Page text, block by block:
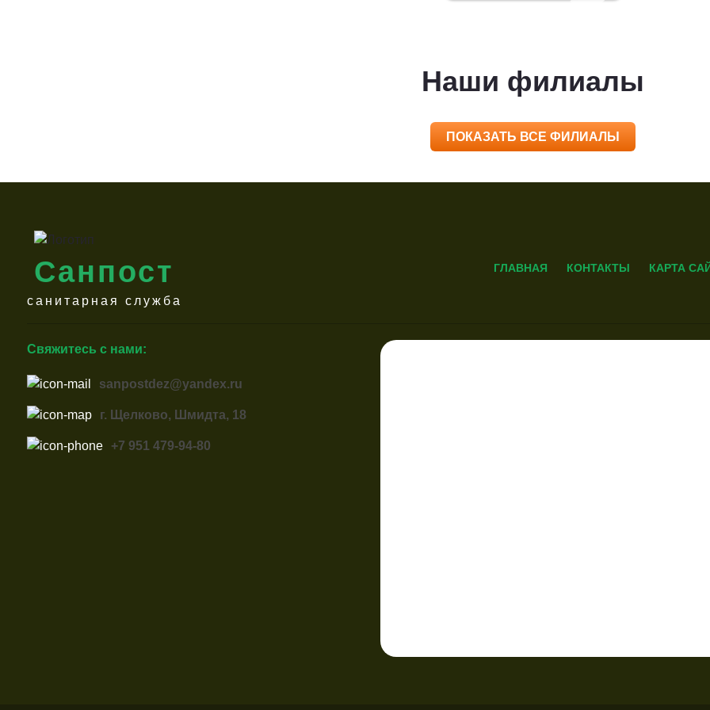
Наши филиалы
ПОКАЗАТЬ ВСЕ ФИЛИАЛЫ
Санпост
санитарная служба
ГЛАВНАЯ КОНТАКТЫ КАРТА
Свяжитесь с нами:
sanpostdez@yandex.ru
г. Щелково, Шмидта, 18
+7 951 479-94-80